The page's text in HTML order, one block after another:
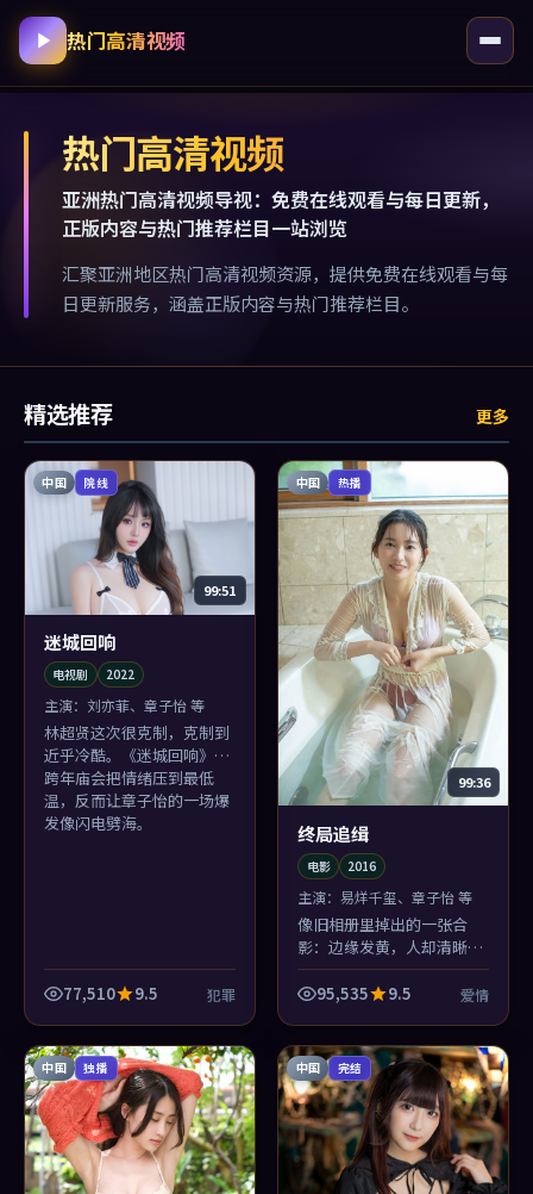
热门高清视频
热门高清视频
亚洲热门高清视频导视：免费在线观看与每日更新，
正版内容与热门推荐栏目一站浏览
汇聚亚洲地区热门高清视频资源，提供免费在线观看与每
日更新服务，涵盖正版内容与热门推荐栏目。
精选推荐 更多
中国 院线
99:51
迷城回响
电视剧 2022
主演： 刘亦菲、章子怡 等
林超贤这次很克制，克制到
近乎冷酷。《迷城回响》在
跨年庙会把情绪压到最低
温，反而让章子怡的一场爆
发像闪电劈海。
77,510 9.5 犯罪
中国 热播
99:36
终局追缉
电影 2016
主演：易烊千玺、章子怡 等
像旧相册里掉出的一张合
影：边缘发黄，人却清晰。
《终局追缉》关于日常的叙
述老派，老派得很勇敢。
95,535 9.5 爱情
中国 独播 中国 完结